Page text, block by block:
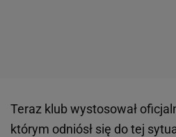
Teraz klub wystosował
którym odniósł się do tej